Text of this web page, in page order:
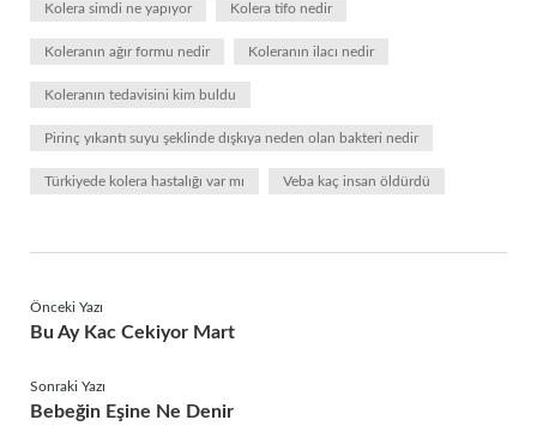
Kolera simdi ne yapıyor Kolera tifo nedir
Koleranın ağır formu nedir Koleranın ilacı nedir
Koleranın tedavisini kim buldu
Pirinç yıkantı suyu şeklinde dışkıya neden olan bakteri nedir
Türkiyede kolera hastalığı var mı Veba kaç insan öldürdü
Önceki Yazı
Bu Ay Kac Cekiyor Mart
Sonraki Yazı
Bebeğin Eşine Ne Denir